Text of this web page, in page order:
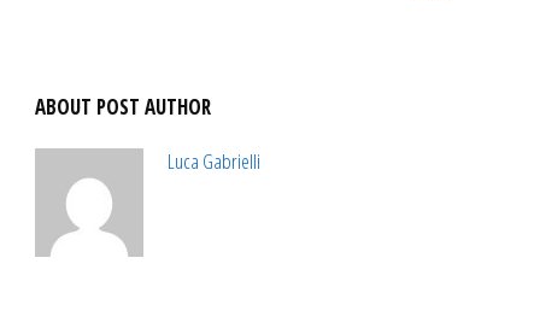
ABOUT POST AUTHOR
Luca Gabrielli